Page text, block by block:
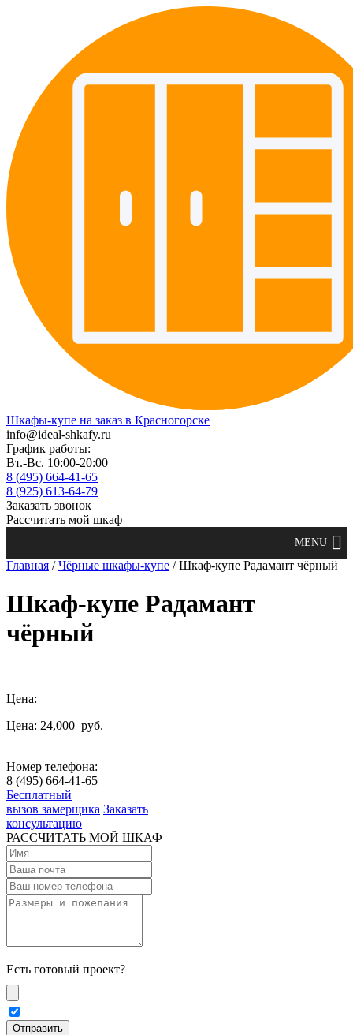
Шкафы-купе на заказ в Красногорске
info@ideal-shkafy.ru
График работы:
Вт.-Вс. 10:00-20:00
8 (495) 664-41-65
8 (925) 613-64-79
Заказать звонок
Рассчитать мой шкаф
Главная /Чёрные шкафы-купе / Шкаф-купе Радамант чёрный
Шкаф-купе Радамант
чёрный
Цена:
Цена: 24,000 руб.
Номер телефона:
8 (495) 664-41-65
Бесплатный
вызов замерщика Заказать
консультацию
РАССЧИТАТЬ МОЙ ШКАФ
Есть готовый проект?